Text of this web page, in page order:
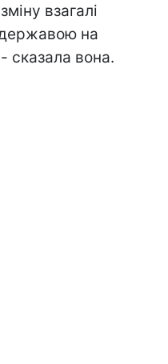
взагалі
державою на
- сказала вона.